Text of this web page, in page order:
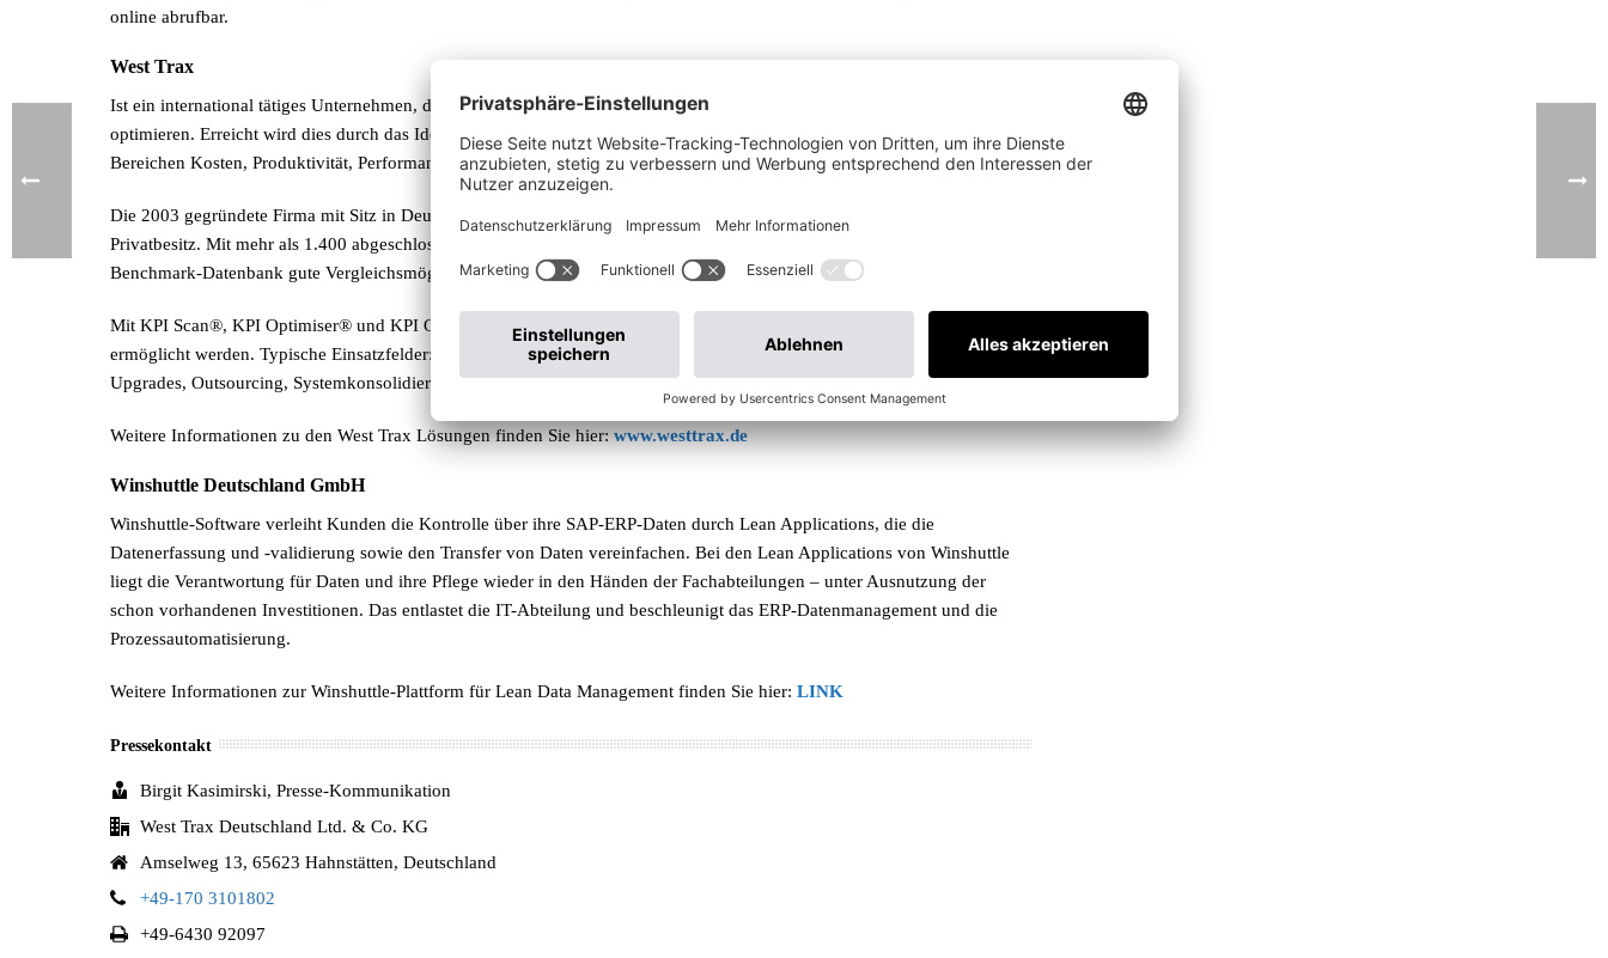
online abrufbar.
West Trax
Ist ein international tätiges Unternehmen, das sich darauf spezialisiert hat, die Wertschöpfung von SAP®-Systemen zu
optimieren. Erreicht wird dies durch das Identifizieren und die monetäre Bewertung von Optimierungspotenzialen in den
Bereichen Kosten, Produktivität, Performance und Qualität.
Die 2003 gegründete Firma mit Sitz in Deutschland und UK, sowie Büros in Österreich und der Schweiz befindet sich in
Privatbesitz. Mit mehr als 1.400 abgeschlossenen SAP Analysen in 15 verschiedenen Branchen bietet die West Trax
Benchmark-Datenbank gute Vergleichsmöglichkeiten mit relevanten KPI’s (Key Performance Indicators).
Mit KPI Scan®, KPI Optimiser® und KPI QA® bietet West Trax Lösungen, mit denen effizientere Unternehmensabläufe
ermöglicht werden. Typische Einsatzfelder: ReStandardisierung verbunden mit Geschäftsprozessoptimierung, Release-
Upgrades, Outsourcing, Systemkonsolidierungen und Aufspaltungen von SAP Systemen.
Weitere Informationen zu den West Trax Lösungen finden Sie hier:www.westtrax.de
Winshuttle Deutschland GmbH
Winshuttle-Software verleiht Kunden die Kontrolle über ihre SAP-ERP-Daten durch Lean Applications, die die
Datenerfassung und -validierung sowie den Transfer von Daten vereinfachen. Bei den Lean Applications von Winshuttle
liegt die Verantwortung für Daten und ihre Pflege wieder in den Händen der Fachabteilungen – unter Ausnutzung der
schon vorhandenen Investitionen. Das entlastet die IT-Abteilung und beschleunigt das ERP-Datenmanagement und die
Prozessautomatisierung.
Weitere Informationen zur Winshuttle-Plattform für Lean Data Management finden Sie hier: LINK
Pressekontakt
Birgit Kasimirski, Presse-Kommunikation
West Trax Deutschland Ltd. & Co. KG
Amselweg 13, 65623 Hahnstätten, Deutschland
+49-170 3101802
+49-6430 92097